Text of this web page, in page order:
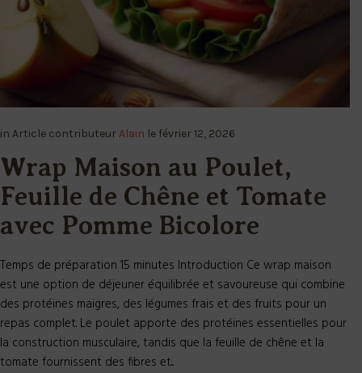
in Article contributeurAlain le février 12, 2026
Wrap Maison au Poulet,
Feuille de Chêne et Tomate
avec Pomme Bicolore
Temps de préparation 15 minutes Introduction Ce wrap maison
est une option de déjeuner équilibrée et savoureuse qui combine
des protéines maigres, des légumes frais et des fruits pour un
repas complet. Le poulet apporte des protéines essentielles pour
la construction musculaire, tandis que la feuille de chêne et la
tomate fournissent des fibres et...